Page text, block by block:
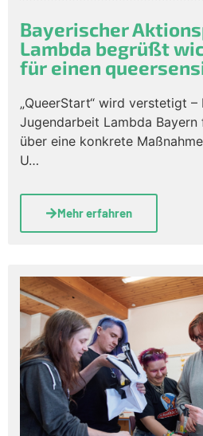
Bayerischer
Lambda begrüßt
für einen
„QueerStart“ wird verstetigt
Jugendarbeit Lambda
über eine konkrete
U…
Mehr erfahren